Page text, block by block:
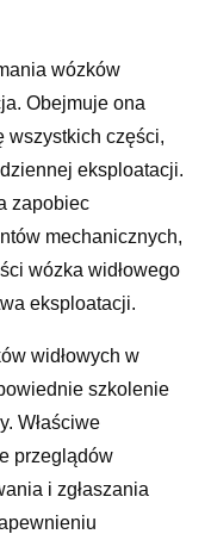
wózków
Obejmuje ona
wszystkich części,
eksploatacji.
zapobiec
mechanicznych,
wózka widłowego
eksploatacji.
widłowych w
szkolenie
Właściwe
przeglądów
i zgłaszania